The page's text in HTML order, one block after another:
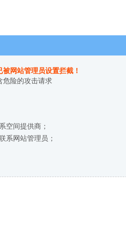
网站管理员设置拦截！
危险的攻击请求
空间提供商；
系网站管理员；